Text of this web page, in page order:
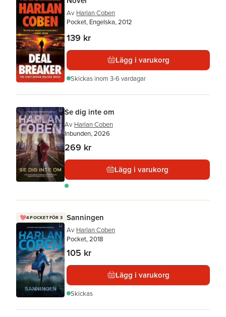
Av Harlan Coben
Pocket, Engelska, 2012
139 kr
Lägg i varukorg
Skickas inom 3-6 vardagar
Se dig inte om
Av Harlan Coben
Inbunden, 2026
269 kr
Lägg i varukorg
4 POCKET FÖR 3 Sanningen
Av Harlan Coben
Pocket, 2018
105 kr
Lägg i varukorg
Skickas